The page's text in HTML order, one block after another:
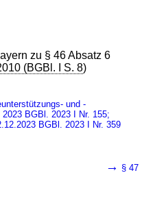
zu § 46 Absatz 6
(BGBl. I S. 8)
und -
BGBl. 2023 I Nr. 155;
BGBl. 2023 I Nr. 359
→ § 47